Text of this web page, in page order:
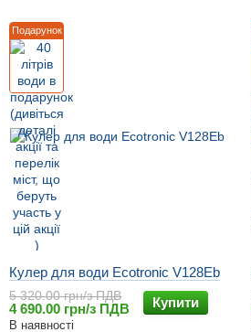
Подарунок
Кулер для води Ecotronic V128Eb
5 320.00 грн/з ПДВ
4 690.00 грн/з ПДВ Купити
В наявності